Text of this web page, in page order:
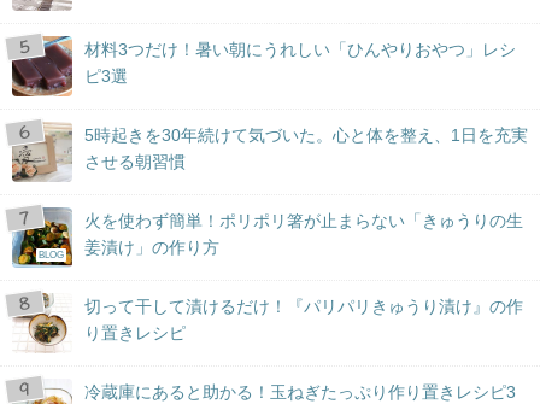
材料3つだけ！暑い朝にうれしい「ひんやりおやつ」レシ
ピ3選
5時起きを30年続けて気づいた。心と体を整え、1日を充実
させる朝習慣
BLOG
火を使わず簡単！ポリポリ箸が止まらない「きゅうりの生
姜漬け」の作り方
切って干して漬けるだけ！『パリパリきゅうり漬け』の作
り置きレシピ
冷蔵庫にあると助かる！玉ねぎたっぷり作り置きレシピ3